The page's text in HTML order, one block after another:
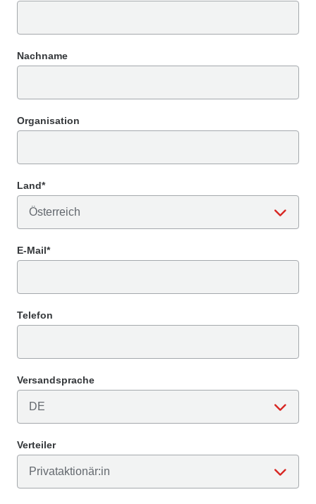
Nachname
Organisation
Land*
E-Mail*
Telefon
Versandsprache
Verteiler